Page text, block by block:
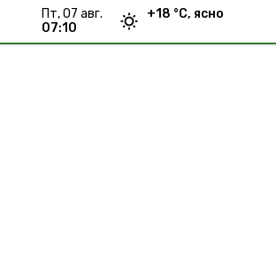
пт, 07 авг.
07:10
+18 °С, ясно